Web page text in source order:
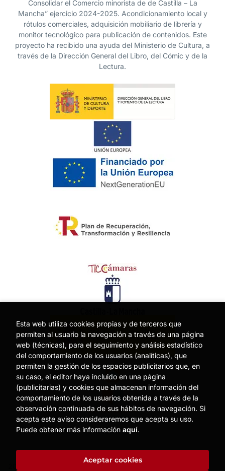
Consolidar el Comercio minorista de de Castilla – La
Mancha” ejercicio 2024-2025. Acondicionamiento local y
rótulos comerciales, adquisición mobiliario de librería y
monitor tecnológico para publicación de contenidos. Este
proyecto ha recibido una ayuda del Ministerio de Cultura, a
través de la Dirección General del Libro, del Cómic y de la
Lectura.
. Todos los Derechos Reservados |
Esta web utiliza cookies propias y de terceros que
permiten al usuario la navegación a través de una página
web (técnicas), para el seguimiento y análisis estadístico
del comportamiento de los usuarios (analíticas), que
permiten la gestión de los espacios publicitarios que, en
su caso, el editor haya incluido en una página
(publicitarias) y cookies que almacenan información del
comportamiento de los usuarios obtenida a través de la
observación continuada de sus hábitos de navegación. Si
acepta este aviso consideraremos que acepta su uso.
Puede obtener más información aquí.
Aceptar cookies